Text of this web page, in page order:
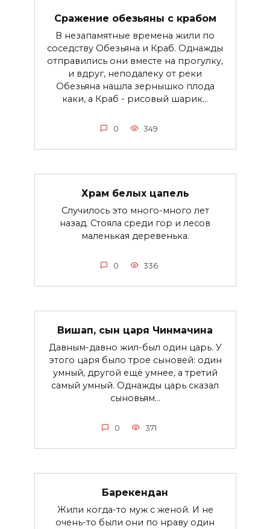
Сражение обезьяны с крабом
В незапамятные времена жили по
соседству Обезьяна и Краб. Однажды
отправились они вместе на прогулку,
и вдруг, неподалеку от реки
Обезьяна нашла зернышко плода
каки, а Краб - рисовый шарик...
0 349
Храм белых цапель
Случилось это много-много лет
назад. Стояла среди гор и лесов
маленькая деревенька.
0 336
Вишап, сын царя Чинмачина
Давным-давно жил-был один царь. У
этого царя было трое сыновей: один
умный, другой ещё умнее, а третий
самый умный. Однажды царь сказал
сыновьям...
0 371
Барекендан
Жили когда-то муж с женой. И не
очень-то были они по нраву один